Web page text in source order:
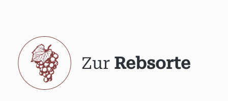
Zur Rebsorte